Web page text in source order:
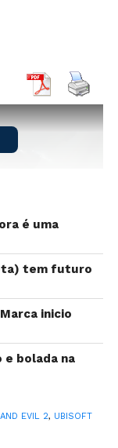
em 2018,
quarta-feira
do
de um
é uma
tem futuro
inicio
e bolada na
EVIL 2, UBISOFT